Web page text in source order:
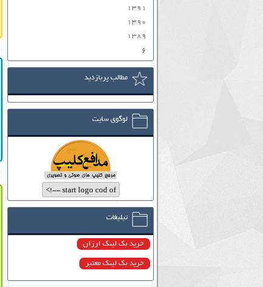
۱۳۹۱
۱۳۹۰
۱۳۸۹
۶
مطالب پربازدید
لوگوی سایت
تبلیغات
خرید بک لینک ارزان
خرید بک لینک معتبر